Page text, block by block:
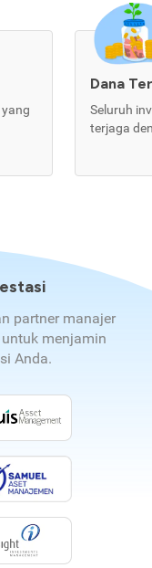
Dana
Seluruh
terjaga
partner manajer
menjamin
Anda.